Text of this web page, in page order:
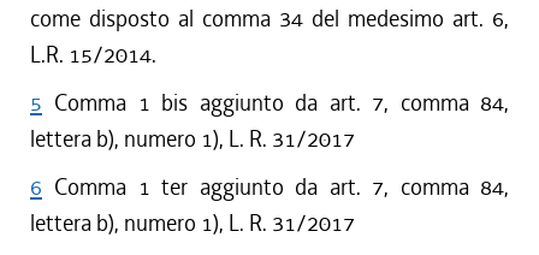
come disposto al comma 34 del medesimo art. 6,
L.R. 15/2014.
5 Comma 1 bis aggiunto da art. 7, comma 84,
lettera b), numero 1), L. R. 31/2017
6 Comma 1 ter aggiunto da art. 7, comma 84,
lettera b), numero 1), L. R. 31/2017